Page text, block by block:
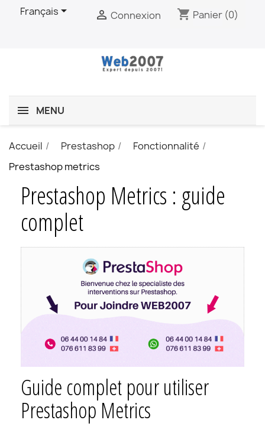
Français  Connexion shopping_cart Panier (0)
MENU
Accueil Prestashop
Fonctionnalité
Prestashop metrics
Prestashop Metrics : guide
complet
Guide complet pour utiliser
Prestashop Metrics